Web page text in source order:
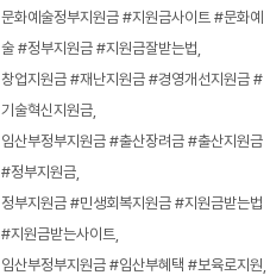
문화예술정부지원금 #지원금사이트 #문화예
술 #정부지원금 #지원금잘받는법
창업지원금 #재난지원금 #경영개선지원금 #
기술혁신지원금
임산부정부지원금 #출산장려금 #출산지원금
#정부지원금
정부지원금 #민생회복지원금 #지원금받는법
#지원금받는사이트
임산부정부지원금 #임산부혜택 #보육로지원